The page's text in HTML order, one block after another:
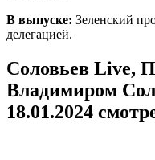
В выпуске: Зеленский
делегацией.
Соловьев Live,
Владимиром
18.01.2024